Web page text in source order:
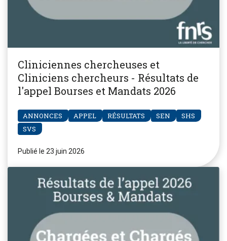
Cliniciennes chercheuses et
Cliniciens chercheurs - Résultats de
l'appel Bourses et Mandats 2026
ANNONCES APPEL RÉSULTATS SEN
SHS
SVS
Publié le 23 juin 2026